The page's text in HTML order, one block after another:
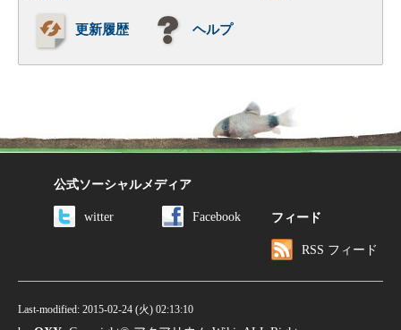
更新履歴 ヘルプ
公式ソーシャルメディア
witter Facebook フィード
RSS フィード
Last-modified: 2015-02-24 (火) 02:13:10